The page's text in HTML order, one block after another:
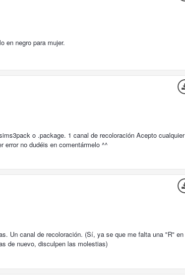
en negro para mujer.
o .package. 1 canal de recoloración Acepto cualquier
error no dudéis en comentármelo ^^
Un canal de recoloración. (Sí, ya se que me falta una "R" en
de nuevo, disculpen las molestias)